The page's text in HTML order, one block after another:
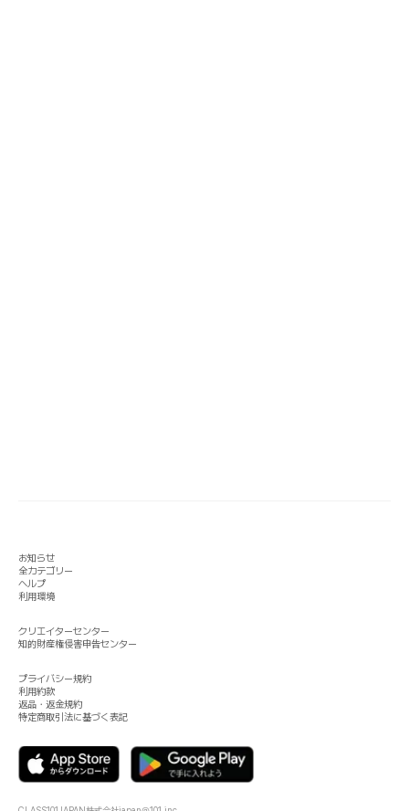
お知らせ
全カテゴリー
ヘルプ
利用環境
クリエイターセンター
知的財産権侵害申告センター
プライバシー規約
利用約款
返品・返金規約
特定商取引法に基づく表記